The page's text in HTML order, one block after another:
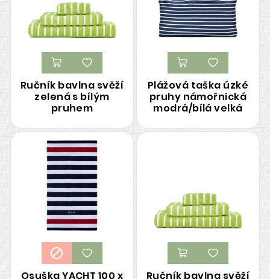
Ručník bavlna svěží
zelená s bílým
pruhem
Plážová taška úzké
pruhy námořnická
modrá/bílá velká
Osuška YACHT 100 x
Ručník bavlna svěží